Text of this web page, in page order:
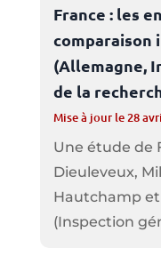
France : les
comparaison
(Allemagne,
de la
Mise à jour le 28
Une étude de
Dieuleveux,
Hautchamp
(Inspection